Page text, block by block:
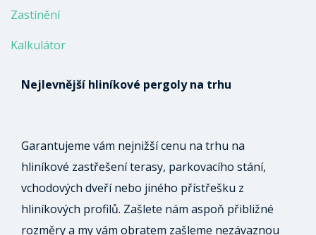
Zastínění
Kalkulátor
Nejlevnější hliníkové pergoly na trhu
Garantujeme vám nejnižší cenu na trhu na
hliníkové zastřešení terasy, parkovacího stání,
vchodových dveří nebo jiného přístřešku z
hliníkových profilů. Zašlete nám aspoň přibližné
rozměry a my vám obratem zašleme nezávaznou